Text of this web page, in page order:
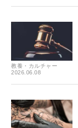
教養・カルチャー
2026.06.08